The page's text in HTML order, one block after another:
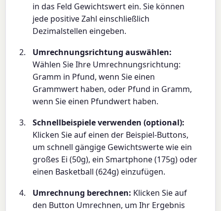
in das Feld Gewichtswert ein. Sie können
jede positive Zahl einschließlich
Dezimalstellen eingeben.
Umrechnungsrichtung auswählen:
Wählen Sie Ihre Umrechnungsrichtung:
Gramm in Pfund, wenn Sie einen
Grammwert haben, oder Pfund in Gramm,
wenn Sie einen Pfundwert haben.
Schnellbeispiele verwenden (optional):
Klicken Sie auf einen der Beispiel-Buttons,
um schnell gängige Gewichtswerte wie ein
großes Ei (50g), ein Smartphone (175g) oder
einen Basketball (624g) einzufügen.
Umrechnung berechnen: Klicken Sie auf
den Button Umrechnen, um Ihr Ergebnis